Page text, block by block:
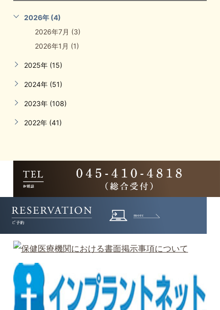
2026年 (4)
2026年7月 (3)
2026年1月 (1)
2025年 (15)
2024年 (51)
2023年 (108)
2022年 (41)